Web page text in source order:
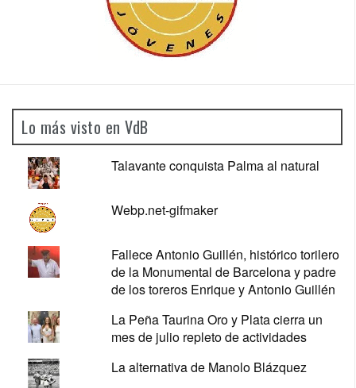
Lo más visto en VdB
Talavante conquista Palma al natural
Webp.net-gifmaker
Fallece Antonio Guillén, histórico torilero
de la Monumental de Barcelona y padre
de los toreros Enrique y Antonio Guillén
La Peña Taurina Oro y Plata cierra un
mes de julio repleto de actividades
La alternativa de Manolo Blázquez